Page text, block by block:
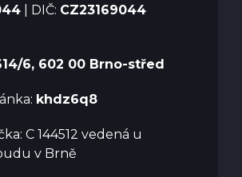
| DIČ: CZ23169044
6, 602 00 Brno-střed
khdz6q8
C 144512 vedená u
v Brně